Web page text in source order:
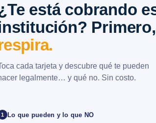
está cobrando
Primero,
cada tarjeta y descubre qué te pueden
legalmente… y qué no. Sin costo.
1 Lo que pueden y lo que NO